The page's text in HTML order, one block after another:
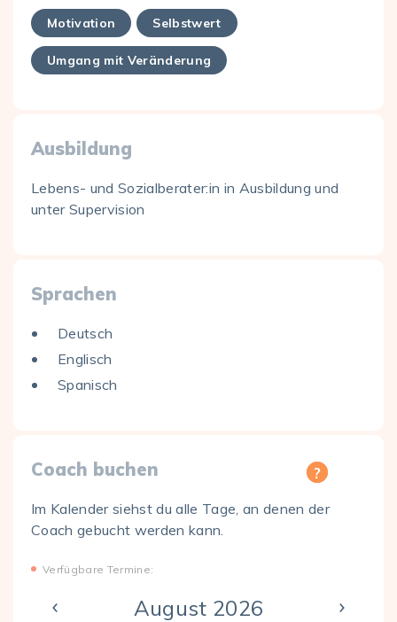
Coach buchen
Im Kalender siehst du alle Tage, an denen der
Coach gebucht werden kann.
Verfügbare Termine:
August 2026
Motivation Selbstwert
Umgang mit Veränderung
Ausbildung
Lebens- und Sozialberater:in in Ausbildung und
unter Supervision
Sprachen
Deutsch
Englisch
Spanisch